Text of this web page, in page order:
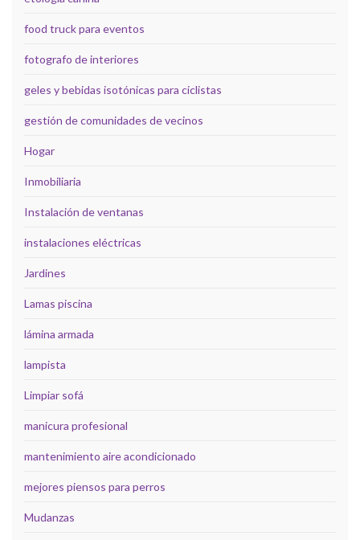
food truck para eventos
fotografo de interiores
geles y bebidas isotónicas para ciclistas
gestión de comunidades de vecinos
Hogar
Inmobiliaria
Instalación de ventanas
instalaciones eléctricas
Jardines
Lamas piscina
lámina armada
lampista
Limpiar sofá
manicura profesional
mantenimiento aire acondicionado
mejores piensos para perros
Mudanzas